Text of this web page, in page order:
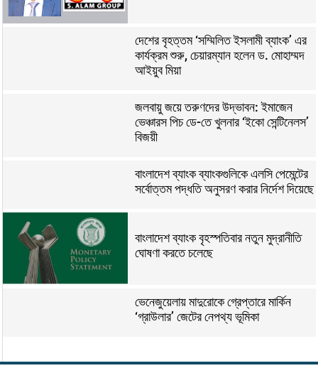
দেশের বৃহত্তম ‘সম্মিলিত ইসলামী ব্যাংক’ এর
কার্যক্রম শুরু, চেয়ারম্যান হলেন ড. মোহাম্মদ
আইয়ুব মিয়া
জলবায়ু জয়ে তরুণদের উদ্ভাবন: ইমাজেন
ভেঞ্চারস পিচ ডে-তে খুলনার ‘ইকো সেন্টিনেলস’
বিজয়ী
বাংলাদেশ ব্যাংক ব্যাংকগুলিকে এলসি পেমেন্টের
সর্বোত্তম পদ্ধতি অনুসরণ করার নির্দেশ দিয়েছে
বাংলাদেশ ব্যাংক বৃহস্পতিবার নতুন মুদ্রানীতি
ঘোষণা করতে চলেছে
ভেনেজুয়েলায় মাদুরোকে গ্রেপ্তারে মার্কিন
‘গ্রাউলার’ জেটের নেপথ্য ভূমিকা